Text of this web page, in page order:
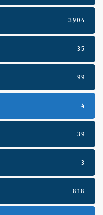
3904
35
99
4
39
3
818